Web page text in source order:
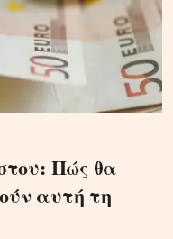
Πώς θα
αυτή τη